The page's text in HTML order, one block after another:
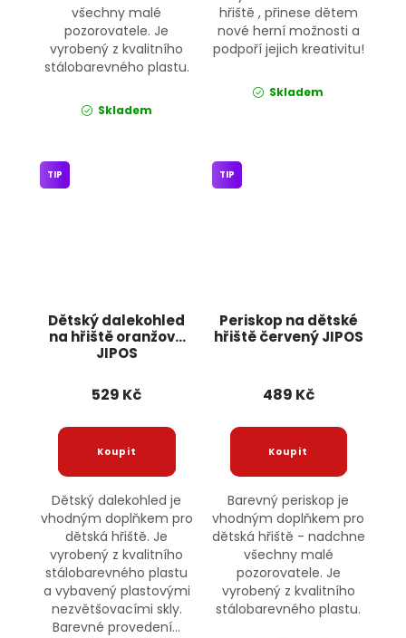
všechny malé
pozorovatele. Je
vyrobený z kvalitního
stálobarevného plastu.
Skladem
hřiště , přinese dětem
nové herní možnosti a
podpoří jejich kreativitu!
Skladem
Dětský dalekohled
na hřiště oranžový
JIPOS
TIP
529 Kč
Dětský dalekohled je
vhodným doplňkem pro
dětská hřiště. Je
vyrobený z kvalitního
stálobarevného plastu
a vybavený plastovými
nezvětšovacími skly.
Barevné provedení...
Periskop na dětské
hřiště červený JIPOS
TIP
489 Kč
Barevný periskop je
vhodným doplňkem pro
dětská hřiště - nadchne
všechny malé
pozorovatele. Je
vyrobený z kvalitního
stálobarevného plastu.